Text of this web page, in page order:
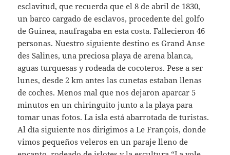
esclavitud, que recuerda que el 8 de abril de 1830,
un barco cargado de esclavos, procedente del golfo
de Guinea, naufragaba en esta costa. Fallecieron 46
personas. Nuestro siguiente destino es Grand Anse
des Salines, una preciosa playa de arena blanca,
aguas turquesas y rodeada de cocoteros. Pese a ser
lunes, desde 2 km antes las cunetas estaban llenas
de coches. Menos mal que nos dejaron aparcar 5
minutos en un chiringuito junto a la playa para
tomar unas fotos. La isla está abarrotada de turistas.
Al día siguiente nos dirigimos a Le François, donde
vimos pequeños veleros en un paraje lleno de